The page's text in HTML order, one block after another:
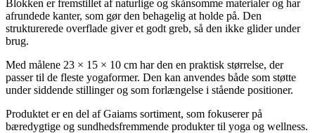
Blokken er fremstillet af naturlige og skånsomme materialer og har
afrundede kanter, som gør den behagelig at holde på. Den
strukturerede overflade giver et godt greb, så den ikke glider under
brug.
Med målene 23 × 15 × 10 cm har den en praktisk størrelse, der
passer til de fleste yogaformer. Den kan anvendes både som støtte
under siddende stillinger og som forlængelse i stående positioner.
Produktet er en del af Gaiams sortiment, som fokuserer på
bæredygtige og sundhedsfremmende produkter til yoga og wellness.